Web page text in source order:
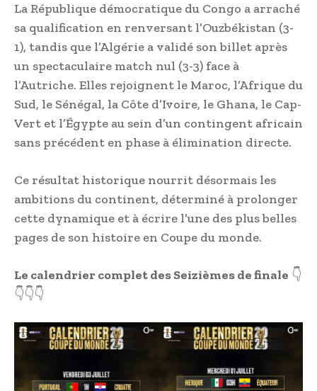
La République démocratique du Congo a arraché
sa qualification en renversant l’Ouzbékistan (3-
1), tandis que l’Algérie a validé son billet après
un spectaculaire match nul (3-3) face à
l’Autriche. Elles rejoignent le Maroc, l’Afrique du
Sud, le Sénégal, la Côte d’Ivoire, le Ghana, le Cap-
Vert et l’Égypte au sein d’un contingent africain
sans précédent en phase à élimination directe.
Ce résultat historique nourrit désormais les
ambitions du continent, déterminé à prolonger
cette dynamique et à écrire l’une des plus belles
pages de son histoire en Coupe du monde.
Le calendrier complet des Seizièmes de finale 👇
👇👇👇